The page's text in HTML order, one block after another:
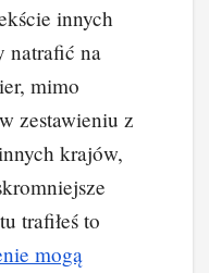
innych
natrafić na
mimo
zestawieniu z
krajów,
trafiłeś to
mogą